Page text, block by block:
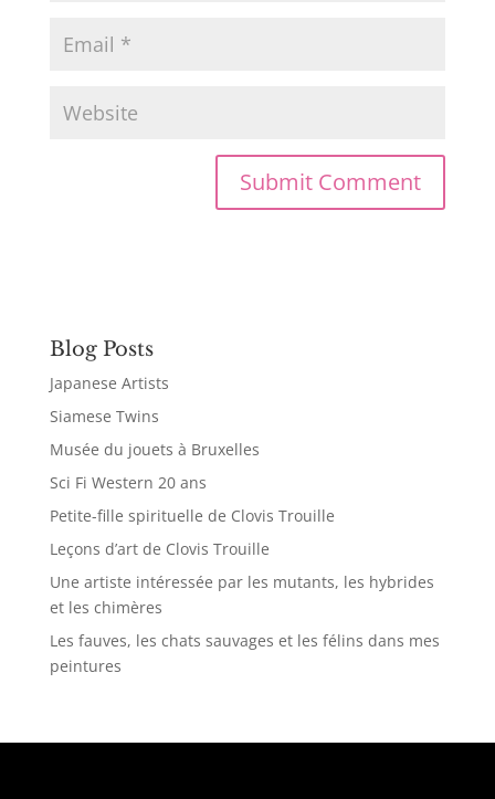
Blog Posts
Japanese Artists
Siamese Twins
Musée du jouets à Bruxelles
Sci Fi Western 20 ans
Petite-fille spirituelle de Clovis Trouille
Leçons d’art de Clovis Trouille
Une artiste intéressée par les mutants, les hybrides
et les chimères
Les fauves, les chats sauvages et les félins dans mes
peintures